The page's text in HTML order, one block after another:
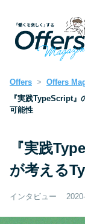
Offers Offers
『実践TypeScript
可能性
『実践
が考える
インタビュー